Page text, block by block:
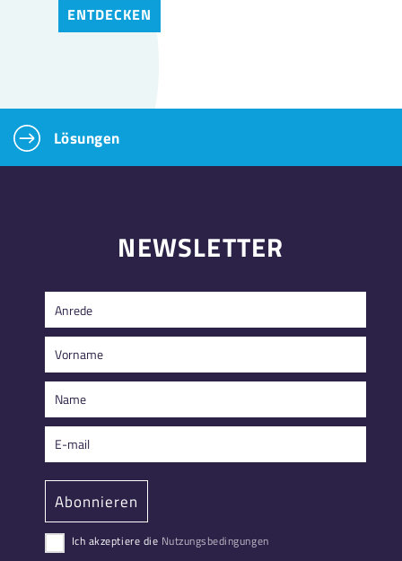
ENTDECKEN
Lösungen
NEWSLETTER
Ich akzeptiere die Nutzungsbedingungen